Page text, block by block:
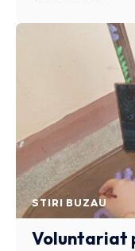
STIRI BUZAU
Voluntariat